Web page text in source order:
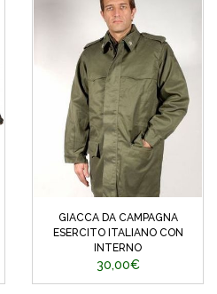
GIACCA DA CAMPAGNA
ESERCITO ITALIANO CON
INTERNO
30,00€